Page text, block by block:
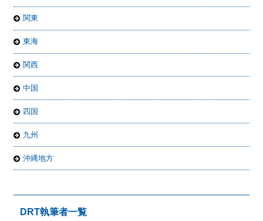
関東
東海
関西
中国
四国
九州
沖縄地方
DRT執筆者一覧